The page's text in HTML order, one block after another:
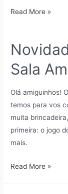
Read More »
Sala
Olá amiguinhos!
temos para vos
muita
primeira: o jogo
mais.
Read More »